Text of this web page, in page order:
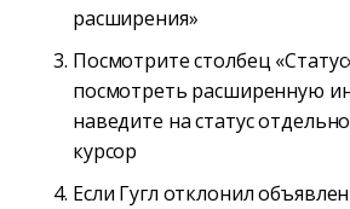
расширения»
Посмотрите столбец
посмотреть расширенную
наведите на статус
курсор
Если Гугл отклонил